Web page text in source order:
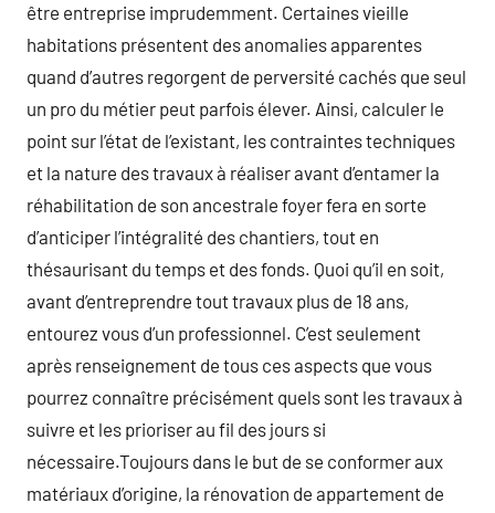
être entreprise imprudemment. Certaines vieille
habitations présentent des anomalies apparentes
quand d’autres regorgent de perversité cachés que seul
un pro du métier peut parfois élever. Ainsi, calculer le
point sur l’état de l’existant, les contraintes techniques
et la nature des travaux à réaliser avant d’entamer la
réhabilitation de son ancestrale foyer fera en sorte
d’anticiper l’intégralité des chantiers, tout en
thésaurisant du temps et des fonds. Quoi qu’il en soit,
avant d’entreprendre tout travaux plus de 18 ans,
entourez vous d’un professionnel. C’est seulement
après renseignement de tous ces aspects que vous
pourrez connaître précisément quels sont les travaux à
suivre et les prioriser au fil des jours si
nécessaire.Toujours dans le but de se conformer aux
matériaux d’origine, la rénovation de appartement de